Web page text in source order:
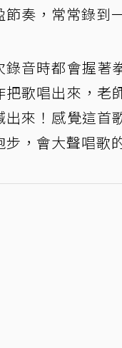
節奏，常常錄到
錄音時都會握著
把歌唱出來，老
出來！感覺這首
，會大聲唱歌